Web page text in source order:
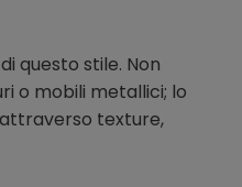
questo stile. Non
o mobili metallici; lo
texture,